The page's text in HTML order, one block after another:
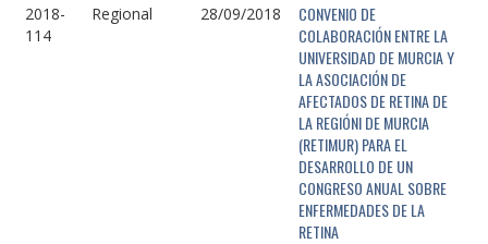
2018-
114
Regional 28/09/2018
CONVENIO DE
COLABORACIÓN ENTRE LA
UNIVERSIDAD DE MURCIA Y
LA ASOCIACIÓN DE
AFECTADOS DE RETINA DE
LA REGIÓNI DE MURCIA
(RETIMUR) PARA EL
DESARROLLO DE UN
CONGRESO ANUAL SOBRE
ENFERMEDADES DE LA
RETINA